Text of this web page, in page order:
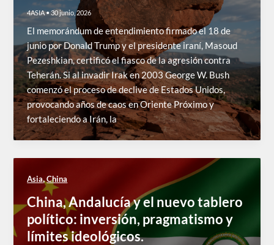
4ASIA•30 junio, 2026
El memorándum de entendimiento firmado el 18 de
junio por Donald Trump y el presidente iraní, Masoud
Pezeshkian, certificó el fiasco de la agresión contra
Teherán. Si al invadir Irak en 2003 George W. Bush
comenzó el proceso de declive de Estados Unidos,
provocando años de caos en Oriente Próximo y
fortaleciendo a Irán, la
Asia,China
China, Andalucía y el nuevo tablero
político: inversión, pragmatismo y
límites ideológicos.